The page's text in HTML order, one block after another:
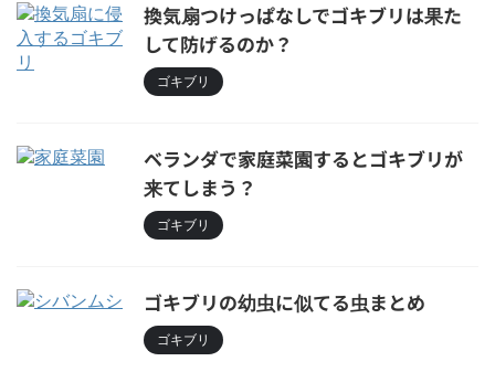
換気扇つけっぱなしでゴキブリは果た
して防げるのか？
ゴキブリ
ベランダで家庭菜園するとゴキブリが
来てしまう？
ゴキブリ
ゴキブリの幼虫に似てる虫まとめ
ゴキブリ